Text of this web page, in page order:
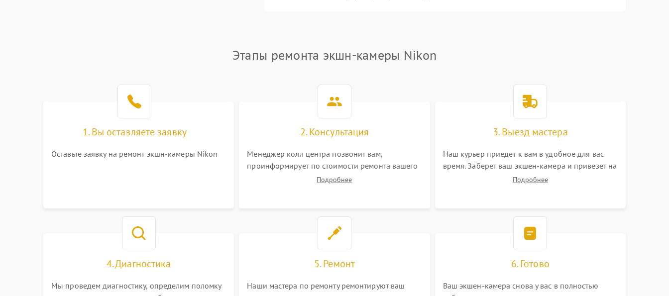
Этапы ремонта экшн-камеры Nikon
1. Вы оставляете заявку
Оставьте заявку на ремонт экшн-камеры Nikon
2. Консультация
Менеджер колл центра позвонит вам,
проинформирует по стоимости ремонта вашего
экшн-камеры а также ответит на все ваши
Подробнее
3. Выезд мастера
Наш курьер приедет к вам в удобное для вас
время. Заберет ваш экшен-камера и привезет на
склад для диагностики.Подробнее
4. Диагностика
Мы проведем диагностику, определим поломку
5. Ремонт
Наши мастера по ремонту ремонтируют ваш
6. Готово
Ваш экшен-камера снова у вас в полностью